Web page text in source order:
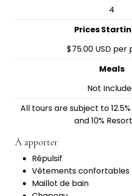
4
Prices
$75.00 USD per
Meals
Not
All tours are subject to
and 10%
À apporter
Répulsif
Vêtements confortables
Maillot de bain